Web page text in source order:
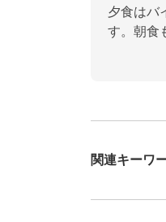
夕食はバ
す。朝食
関連キーワ